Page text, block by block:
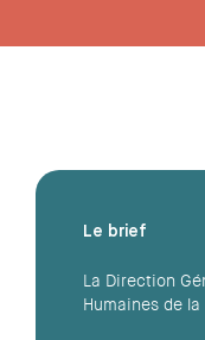
Le brief
La Direction
Humaines de